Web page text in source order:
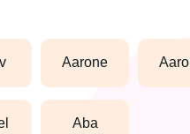
aarone
aba